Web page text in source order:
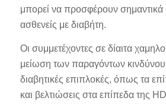
μπορεί να προσφέρουν σημαντικά
ασθενείς με διαβήτη.
Οι συμμετέχοντες σε δίαιτα
μείωση των παραγόντων κινδύνου
διαβητικές επιπλοκές, όπως τα
και βελτιώσεις στα επίπεδα της